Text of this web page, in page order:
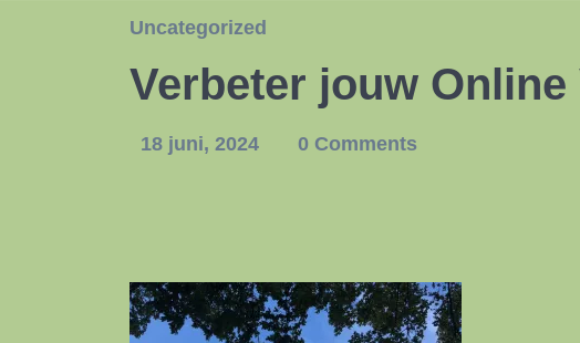
Uncategorized
Verbeter jouw
18 juni, 2024 0 Comments